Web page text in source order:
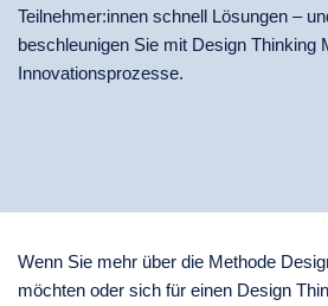
Teilnehmer:innen schnell Lösungen –
beschleunigen Sie mit Design Thinking
Innovationsprozesse.
Wenn Sie mehr über die Methode
möchten oder sich für einen Design